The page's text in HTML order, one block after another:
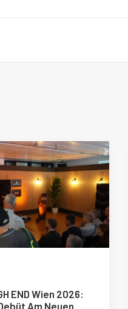
END Wien 2026:
Am Neuen